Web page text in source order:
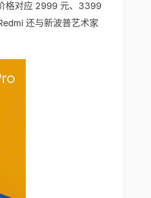
格对应 2999 元、3399
还与新波普艺术家